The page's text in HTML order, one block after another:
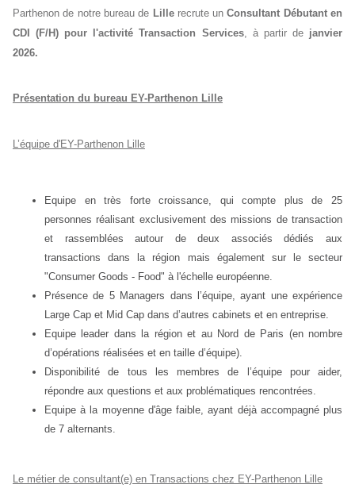
Parthenon de notre bureau de Lille recrute unConsultant Débutant en
CDI (F/H) pour l'activité Transaction Services, à partir dejanvier
2026.
Présentation du bureau EY-Parthenon Lille
L’équipe d'EY-Parthenon Lille
Equipe en très forte croissance, qui compte plus de 25
personnes réalisant exclusivement des missions de transaction
et rassemblées autour de deux associés dédiés aux
transactions dans la région mais également sur le secteur
"Consumer Goods - Food" à l'échelle européenne.
Présence de 5 Managers dans l’équipe, ayant une expérience
Large Cap et Mid Cap dans d’autres cabinets et en entreprise.
Equipe leader dans la région et au Nord de Paris (en nombre
d’opérations réalisées et en taille d’équipe).
Disponibilité de tous les membres de l’équipe pour aider,
répondre aux questions et aux problématiques rencontrées.
Equipe à la moyenne d'âge faible, ayant déjà accompagné plus
de 7 alternants.
Le métier de consultant(e) en Transactions chez EY-Parthenon Lille